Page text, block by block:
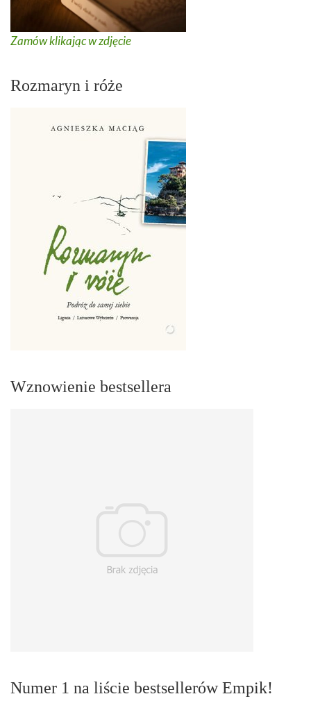
Zamów klikając w zdjęcie
Rozmaryn i róże
Wznowienie bestsellera
Numer 1 na liście bestsellerów Empik!